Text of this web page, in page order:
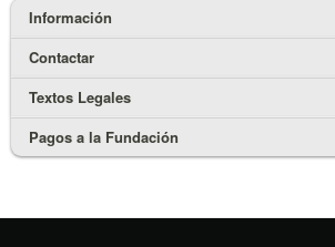
Información
Contactar
Textos Legales
Pagos a la Fundación